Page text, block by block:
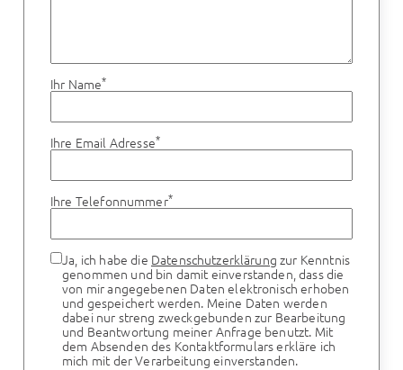
Ihr Name*
Ihre Email Adresse*
Ihre Telefonnummer*
Ja, ich habe die Datenschutzerklärung zur Kenntnis
genommen und bin damit einverstanden, dass die
von mir angegebenen Daten elektronisch erhoben
und gespeichert werden. Meine Daten werden
dabei nur streng zweckgebunden zur Bearbeitung
und Beantwortung meiner Anfrage benutzt. Mit
dem Absenden des Kontaktformulars erkläre ich
mich mit der Verarbeitung einverstanden.